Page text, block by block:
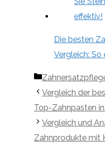
Die besten
Vergleich: So
Kategorien
Vergleich der
Top-Zahnpasten
Vergleich und
Zahnprodukte mit